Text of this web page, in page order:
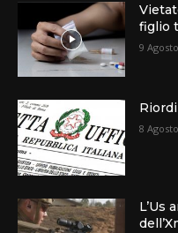
figlio
9
8
L’Us